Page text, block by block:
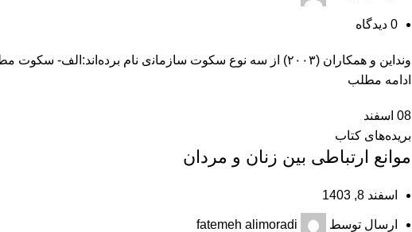
0 دیدگاه
وﻧﺪاﻳﻦ و ﻫﻤﻜﺎران (٢٠٠٣) از ﺳﻪ ﻧﻮع ﺳﻜﻮت ﺳﺎزﻣﺎﻧی نام ‌برده‌اند:اﻟﻒ- ﺳﻜﻮت ﻣﻄﻴﻌﺎﻧﻪ: هنگامی‌كه اﻛﺜﺮﻳﺖ اﻓﺮاد، ﻓﺮدى را ﻓﺮد ﺳﺎﻛﺖ...
ادامه مطلب
08 اسفند
بریده‌های کتاب
موانع ارتباطی بین زنان و مردان
اسفند 8, 1403
ارسال توسط fatemeh alimoradi